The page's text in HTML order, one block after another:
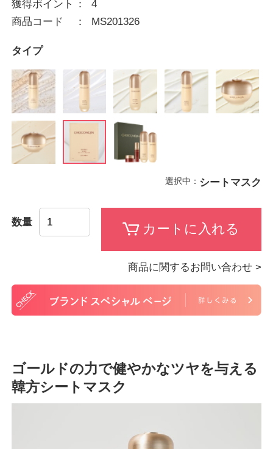
獲得ポイント
4
商品コード
MS201326
タイプ
選択中： シートマスク
数量
商品に関するお問い合わせ >
ゴールドの力で健やかなツヤを与える
韓方シートマスク